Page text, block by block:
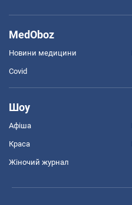
MedOboz
Новини медицини
Covid
Шоу
Афіша
Краса
Жіночий журнал